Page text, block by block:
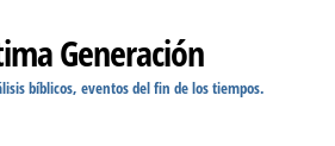
Generación
bíblicos, eventos del fin de los tiempos.